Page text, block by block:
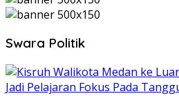
Swara Politik